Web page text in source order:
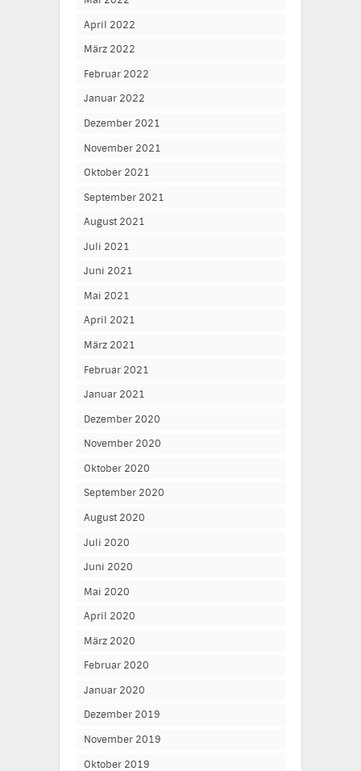
April 2022
März 2022
Februar 2022
Januar 2022
Dezember 2021
November 2021
Oktober 2021
September 2021
August 2021
Juli 2021
Juni 2021
Mai 2021
April 2021
März 2021
Februar 2021
Januar 2021
Dezember 2020
November 2020
Oktober 2020
September 2020
August 2020
Juli 2020
Juni 2020
Mai 2020
April 2020
März 2020
Februar 2020
Januar 2020
Dezember 2019
November 2019
Oktober 2019